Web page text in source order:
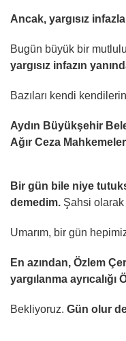
Ancak, yargısız
Bugün büyük bir
yargısız infazın
Bazıları kendi
Aydın Büyükşehir
Ağır Ceza
Bir gün bile niye
demedim. Şahsi
Umarım, bir gün
En azından, Özlem
yargılanma ayrıcalığı
Bekliyoruz. Gün olur